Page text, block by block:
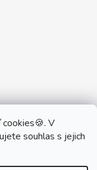
V
souhlas s jejich